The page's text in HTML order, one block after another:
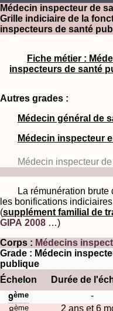
Médecin inspecteur de
Grille indiciaire de la
inspecteurs de santé
Fiche métier :
inspecteurs de santé
Autres grades :
Médecin général de
Médecin inspecteur
Médecin inspecteur
La rémunération
les bonifications
(supplément familial de
GIPA 2008 …)
Corps : Médecins
Grade : Médecin
publique
Échelon Durée de
9ème -
ème 2 ans et 6